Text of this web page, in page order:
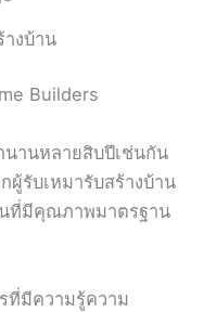
งบ้าน
Builders
นานหลายสิบปีเช่นกัน
ผู้รับเหมารับสร้างบ้าน
นที่มีคุณภาพมาตรฐาน
ที่มีความรู้ความ